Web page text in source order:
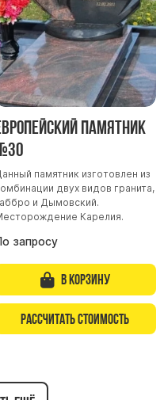
памятник
памятник изготовлен из
двух видов гранита,
и Дымовский.
Карелия.
запросу
В корзину
Рассчитать стоимость